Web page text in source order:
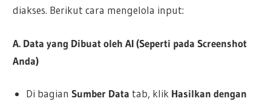
diakses. Berikut cara mengelola input:
A. Data yang Dibuat oleh AI (Seperti pada Screenshot
Anda)
Di bagian Sumber Data tab, klik Hasilkan dengan